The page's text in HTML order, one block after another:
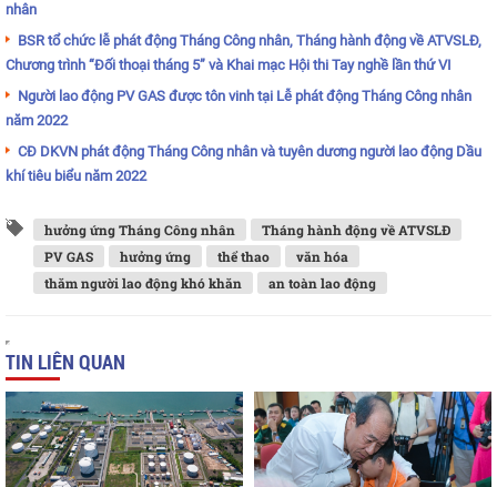
nhân
BSR tổ chức lễ phát động Tháng Công nhân, Tháng hành động về ATVSLĐ,
Chương trình “Đối thoại tháng 5” và Khai mạc Hội thi Tay nghề lần thứ VI
Người lao động PV GAS được tôn vinh tại Lễ phát động Tháng Công nhân
năm 2022
CĐ DKVN phát động Tháng Công nhân và tuyên dương người lao động Dầu
khí tiêu biểu năm 2022
hưởng ứng Tháng Công nhân
Tháng hành động về ATVSLĐ
PV GAS
hưởng ứng thể thao
văn hóa
thăm người lao động khó khăn
an toàn lao động
TIN LIÊN QUAN